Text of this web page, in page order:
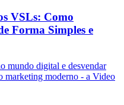
VSLs: Como
Forma Simples e
mundo digital e desvendar
marketing moderno - a Video